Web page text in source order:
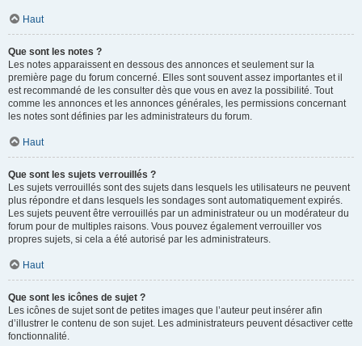
Haut
Que sont les notes ?
Les notes apparaissent en dessous des annonces et seulement sur la
première page du forum concerné. Elles sont souvent assez importantes et il
est recommandé de les consulter dès que vous en avez la possibilité. Tout
comme les annonces et les annonces générales, les permissions concernant
les notes sont définies par les administrateurs du forum.
Haut
Que sont les sujets verrouillés ?
Les sujets verrouillés sont des sujets dans lesquels les utilisateurs ne peuvent
plus répondre et dans lesquels les sondages sont automatiquement expirés.
Les sujets peuvent être verrouillés par un administrateur ou un modérateur du
forum pour de multiples raisons. Vous pouvez également verrouiller vos
propres sujets, si cela a été autorisé par les administrateurs.
Haut
Que sont les icônes de sujet ?
Les icônes de sujet sont de petites images que l’auteur peut insérer afin
d’illustrer le contenu de son sujet. Les administrateurs peuvent désactiver cette
fonctionnalité.